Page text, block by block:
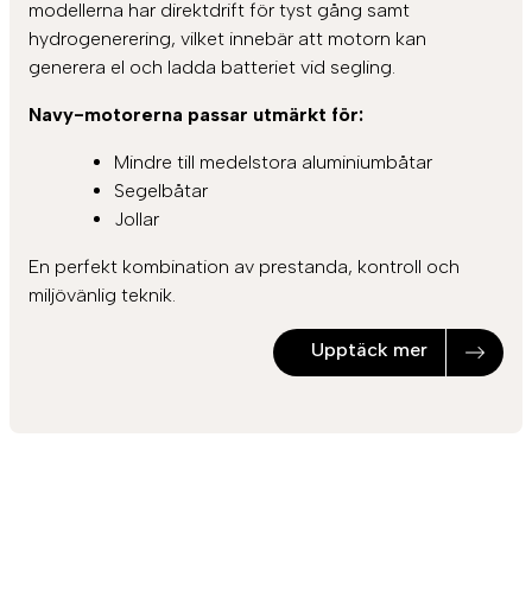
modellerna har direktdrift för tyst gång samt
hydrogenerering, vilket innebär att motorn kan
generera el och ladda batteriet vid segling.
Navy-motorerna passar utmärkt för:
Mindre till medelstora aluminiumbåtar
Segelbåtar
Jollar
En perfekt kombination av prestanda, kontroll och
miljövänlig teknik.
Upptäck mer